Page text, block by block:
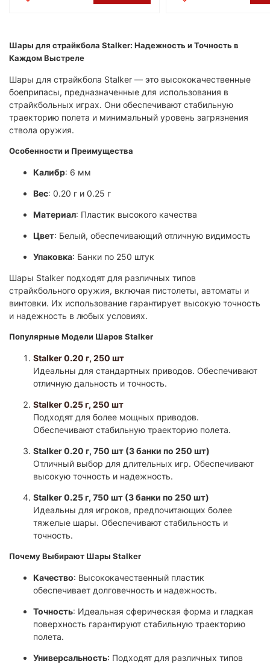
Шары для страйкбола Stalker: Надежность и Точность в
Каждом Выстреле
Шары для страйкбола Stalker — это высококачественные
боеприпасы, предназначенные для использования в
страйкбольных играх. Они обеспечивают стабильную
траекторию полета и минимальный уровень загрязнения
ствола оружия.​
Особенности и Преимущества
Калибр: 6 мм
Вес: 0.20 г и 0.25 г
Материал: Пластик высокого качества
Цвет: Белый, обеспечивающий отличную видимость
Упаковка: Банки по 250 штук​
Шары Stalker подходят для различных типов
страйкбольного оружия, включая пистолеты, автоматы и
винтовки. Их использование гарантирует высокую точность
и надежность в любых условиях.​
Популярные Модели Шаров Stalker
​Stalker 0.20 г, 250 шт
Идеальны для стандартных приводов. Обеспечивают
отличную дальность и точность.
​Stalker 0.25 г, 250 шт
Подходят для более мощных приводов.
Обеспечивают стабильную траекторию полета.
​Stalker 0.20 г, 750 шт (3 банки по 250 шт)
Отличный выбор для длительных игр. Обеспечивают
высокую точность и надежность.
​Stalker 0.25 г, 750 шт (3 банки по 250 шт)
Идеальны для игроков, предпочитающих более
тяжелые шары. Обеспечивают стабильность и
точность.
Почему Выбирают Шары Stalker
Качество: Высококачественный пластик
обеспечивает долговечность и надежность.
Точность: Идеальная сферическая форма и гладкая
поверхность гарантируют стабильную траекторию
полета.
Универсальность: Подходят для различных типов